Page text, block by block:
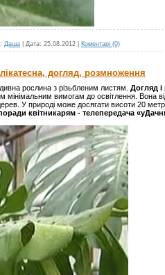
Даша Дата: 25.08.2012 Коментарі (0)
догляд, розмноження
дивна рослина з різьбленим листям. Догляд
мінімальним вимогам до освітлення.
У природі може досягати висоти 20
квітникарям - телепередача